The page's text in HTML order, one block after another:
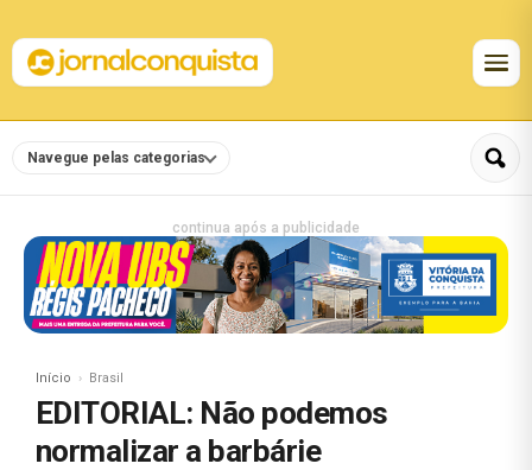
Navegue pelas categorias
continua após a publicidade
Início Brasil
EDITORIAL: Não podemos
normalizar a barbárie